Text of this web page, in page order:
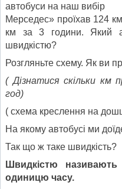
автобуси на наш вибір
Мерседес» проїхав 124
км за 3 години. Який
швидкістю?
Розгляньте схему. Як ви
( Дізнатися скільки км
год)
( схема креслення на
На якому автобусі ми
Так що ж таке швидкість?
Швидкістю
одиницю часу.